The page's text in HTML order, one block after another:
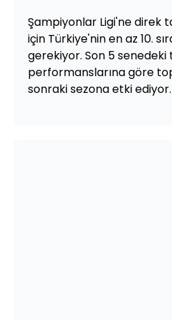
Şampiyonlar Ligi'ne direk
için Türkiye'nin en az 10.
gerekiyor. Son 5 senedeki
performanslarına göre
sonraki sezona etki ediyor.